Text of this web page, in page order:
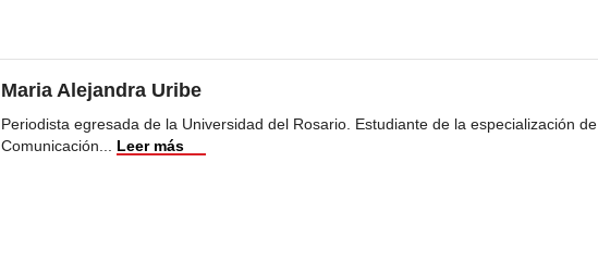
Maria Alejandra Uribe
Periodista egresada de la Universidad del Rosario. Estudiante de la especialización de
Comunicación
Leer más